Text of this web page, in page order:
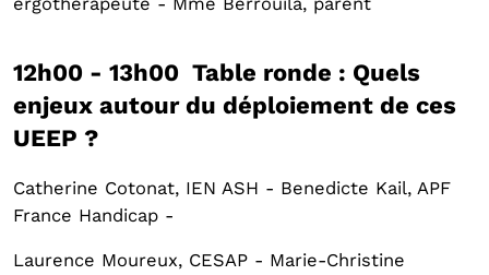
12h00 - 13h00 Table ronde : Quels
enjeux autour du déploiement de ces
UEEP ?
Catherine Cotonat, IEN ASH - Benedicte Kail, APF
France Handicap -
Laurence Moureux, CESAP - Marie-Christine